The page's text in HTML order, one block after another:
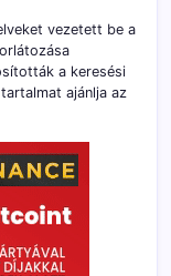
vezetett be a
a keresési
ajánlja az